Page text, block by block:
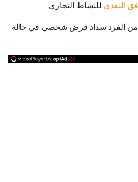
النقدي للنشاط التجاري.
الفرد سداد قرض شخصي في حالة